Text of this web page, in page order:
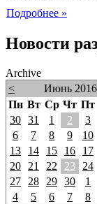
Подробнее »
Новости
Archive
<
Июнь 2016
Пн Вт Ср Чт Пт
30 31 1 2 3
6
7 8 9 10
13
14 15 16 17
20
21 22 23 24
27
28 29 30 1
4
5 6 7 8